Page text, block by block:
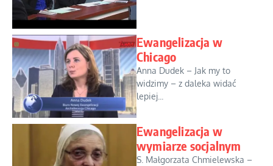
Ewangelizacja w
Chicago
Anna Dudek – Jak my to
widzimy – z daleka widać
lepiej...
Ewangelizacja w
wymiarze socjalnym
S. Małgorzata Chmielewska –